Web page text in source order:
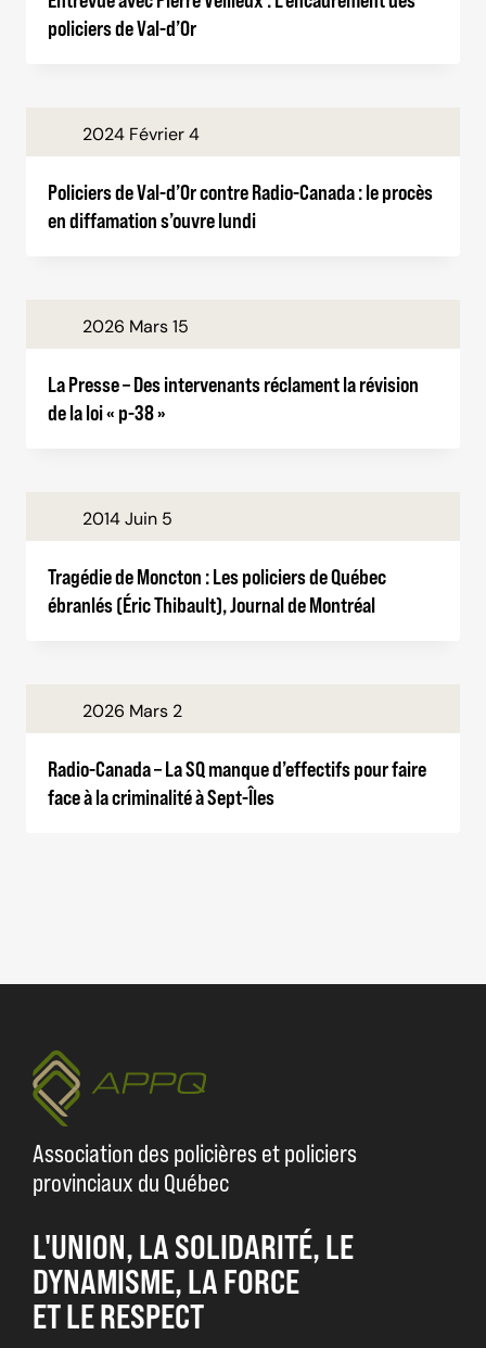
policiers de Val-d’Or
2024 Février 4
Policiers de Val-d’Or contre Radio-Canada : le procès
en diffamation s’ouvre lundi
2026 Mars 15
La Presse – Des intervenants réclament la révision
de la loi « p-38 »
2014 Juin 5
Tragédie de Moncton : Les policiers de Québec
ébranlés (Éric Thibault), Journal de Montréal
2026 Mars 2
Radio-Canada – La SQ manque d’effectifs pour faire
face à la criminalité à Sept-Îles
Association des policières et policiers
provinciaux du Québec
L'UNION, LA SOLIDARITÉ, LE
DYNAMISME, LA FORCE
ET LE RESPECT